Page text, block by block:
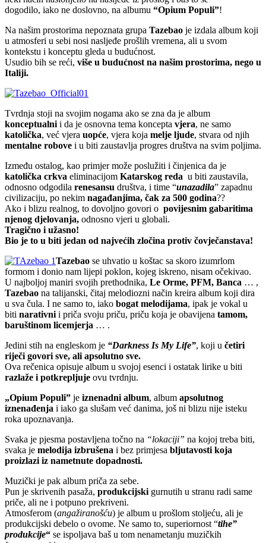
dogodilo, iako ne doslovno, na albumu “Opium Populi”!
Na našim prostorima nepoznata grupa Tazebao je izdala album koji
u atmosferi u sebi nosi nasljeđe prošlih vremena, ali u svom
kontekstu i konceptu gleda u budućnost.
Usudio bih se reći, više u budućnost na našim prostorima, nego u
Italiji.
Tvrdnja stoji na svojim nogama ako se zna da je album
konceptualni i da je osnovna tema koncepta vjera, ne samo
katolička, već vjera uopće, vjera koja melje ljude, stvara od njih
mentalne robove i u biti zaustavlja progres društva na svim poljima.
Između ostalog, kao primjer može poslužiti i činjenica da je
katolička crkva eliminacijom Katarskog reda u biti zaustavila,
odnosno odgodila renesansu društva, i time “unazadila” zapadnu
civilizaciju, po nekim nagađanjima, čak za 500 godina??
Ako i blizu realnog, to dovoljno govori o povijesnim gabaritima
njenog djelovanja, odnosno vjeri u globali.
Tragično i užasno!
Bio je to u biti jedan od najvećih zločina protiv čovječanstava!
Tazebao se uhvatio u koštac sa skoro izumrlom
formom i donio nam lijepi poklon, kojeg iskreno, nisam očekivao.
U najboljoj maniri svojih prethodnika, Le Orme, PFM, Banca … ,
Tazebao na talijanski, čitaj melodiozni način kreira album koji dira
u sva čula. I ne samo to, iako bogat melodijama, ipak je vokal u
biti narativni i priča svoju priču, priču koja je obavijena tamom,
baruštinom licemjerja … .
Jedini stih na engleskom je “Darkness Is My Life”, koji u četiri
riječi govori sve, ali apsolutno sve.
Ova rečenica opisuje album u svojoj esenci i ostatak lirike u biti
razlaže i potkrepljuje ovu tvrdnju.
„Opium Populi” je iznenadni album, album apsolutnog
iznenađenja i iako ga slušam već danima, još ni blizu nije isteku
roka upoznavanja.
Svaka je pjesma postavljena točno na “lokaciji” na kojoj treba biti,
svaka je melodija izbrušena i bez primjesa bljutavosti koja
proizlazi iz nametnute dopadnosti.
Muzički je pak album priča za sebe.
Pun je skrivenih pasaža, produkcijski gurnutih u stranu radi same
priče, ali ne i potpuno prekriveni.
Atmosferom (angažiranošću) je album u prošlom stoljeću, ali je
produkcijski debelo o ovome. Ne samo to, superiornost “tihe”
produkcije“ se ispoljava baš u tom nenametanju muzičkih